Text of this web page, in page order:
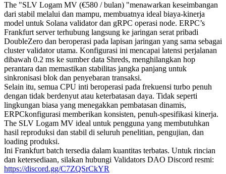
The "SLV Logam MV (€580 / bulan) "menawarkan keseimbangan
dari stabil melalui dan mampu, membuatnya ideal biaya-kinerja
model untuk Solana validator dan gRPC operasi node. ERPC’s
Frankfurt server terhubung langsung ke jaringan serat pribadi
DoubleZero dan beroperasi pada lapisan jaringan yang sama sebagai
cluster validator utama. Konfigurasi ini mencapai latensi perjalanan
dibawah 0.2 ms ke sumber data Shreds, menghilangkan hop
perantara dan memastikan stabilitas jangka panjang untuk
sinkronisasi blok dan penyebaran transaksi.
Selain itu, semua CPU inti beroperasi pada frekuensi turbo penuh
dengan tidak berdenyut atau keterbatasan daya. Tidak seperti
lingkungan biasa yang menegakkan pembatasan dinamis,
ERPCkonfigurasi memberikan konsisten, penuh-spesifikasi kinerja.
The SLV Logam MV ideal untuk pengguna yang membutuhkan
hasil reproduksi dan stabil di seluruh penelitian, pengujian, dan
loading produksi.
Ini Frankfurt batch tersedia dalam kuantitas terbatas. Untuk rincian
dan ketersediaan, silakan hubungi Validators DAO Discord resmi:
https://discord.gg/C7ZQSrCkYR